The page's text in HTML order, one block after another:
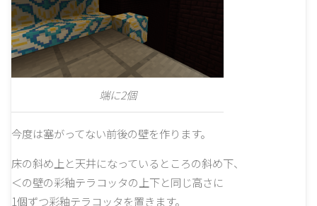
端に2個
今度は塞がってない前後の壁を作ります。
床の斜め上と天井になっているところの斜め下、
＜の壁の彩釉テラコッタの上下と同じ高さに
1個ずつ彩釉テラコッタを置きます。